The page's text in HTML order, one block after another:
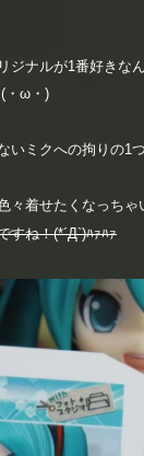
ジナルが1番好きな
・ω・)
いミクへの拘りの1
々着せたくなっちゃ
すね！(*´Д`)ﾊｧﾊｧ